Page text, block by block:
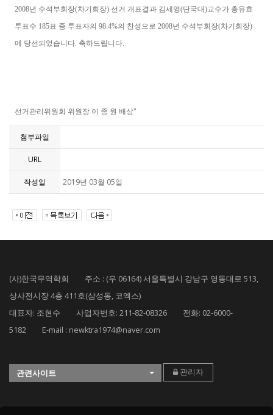
2008년 수석부회장(차기회장) 선거 개표결과 김세영(단국대)교수가 총유효
투표수 185표 중 투표자의 98.4%의 찬성으로 2008년 수석부회장(차기회장)
에 당선되었습니다. 축하드립니다.
선거관리위원회 위원장 이 종 원 배상"
첨부파일
URL
작성일 2019년 03월 05일
(사)한국무역학회 주소 : (우 06164) 서울특별시 강남구 영동대로 513,
상사전시장 4층 411호(삼성동, 코엑스)
대표자: 조현수 사업자번호: 211-82-08326 전화: 02-6000-
5182 E-mail : newktra1974@naver.com
관련사이트 관리자